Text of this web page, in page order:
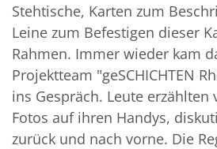
Stehtische, Karten zum
Leine zum Befestigen dieser
Rahmen. Immer wieder kam
Projektteam "geSCHICHTEN
ins Gespräch. Leute erzählten
Fotos auf ihren Handys,
zurück und nach vorne. Die